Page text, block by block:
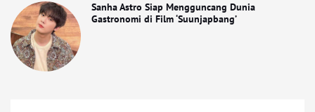
Sanha Astro Siap Mengguncang Dunia
Gastronomi di Film ‘Suunjapbang’